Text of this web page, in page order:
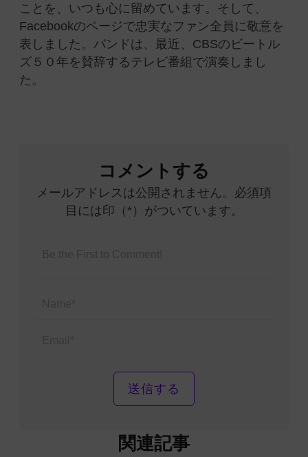
ことを、いつも心に留めています。そして、
Facebookのページで忠実なファン全員に敬意を
表しました。バンドは、最近、CBSのビートル
ズ５０年を賛辞するテレビ番組で演奏しまし
た。
コメントする
メールアドレスは公開されません。必須項
目には印（*）がついています。
関連記事